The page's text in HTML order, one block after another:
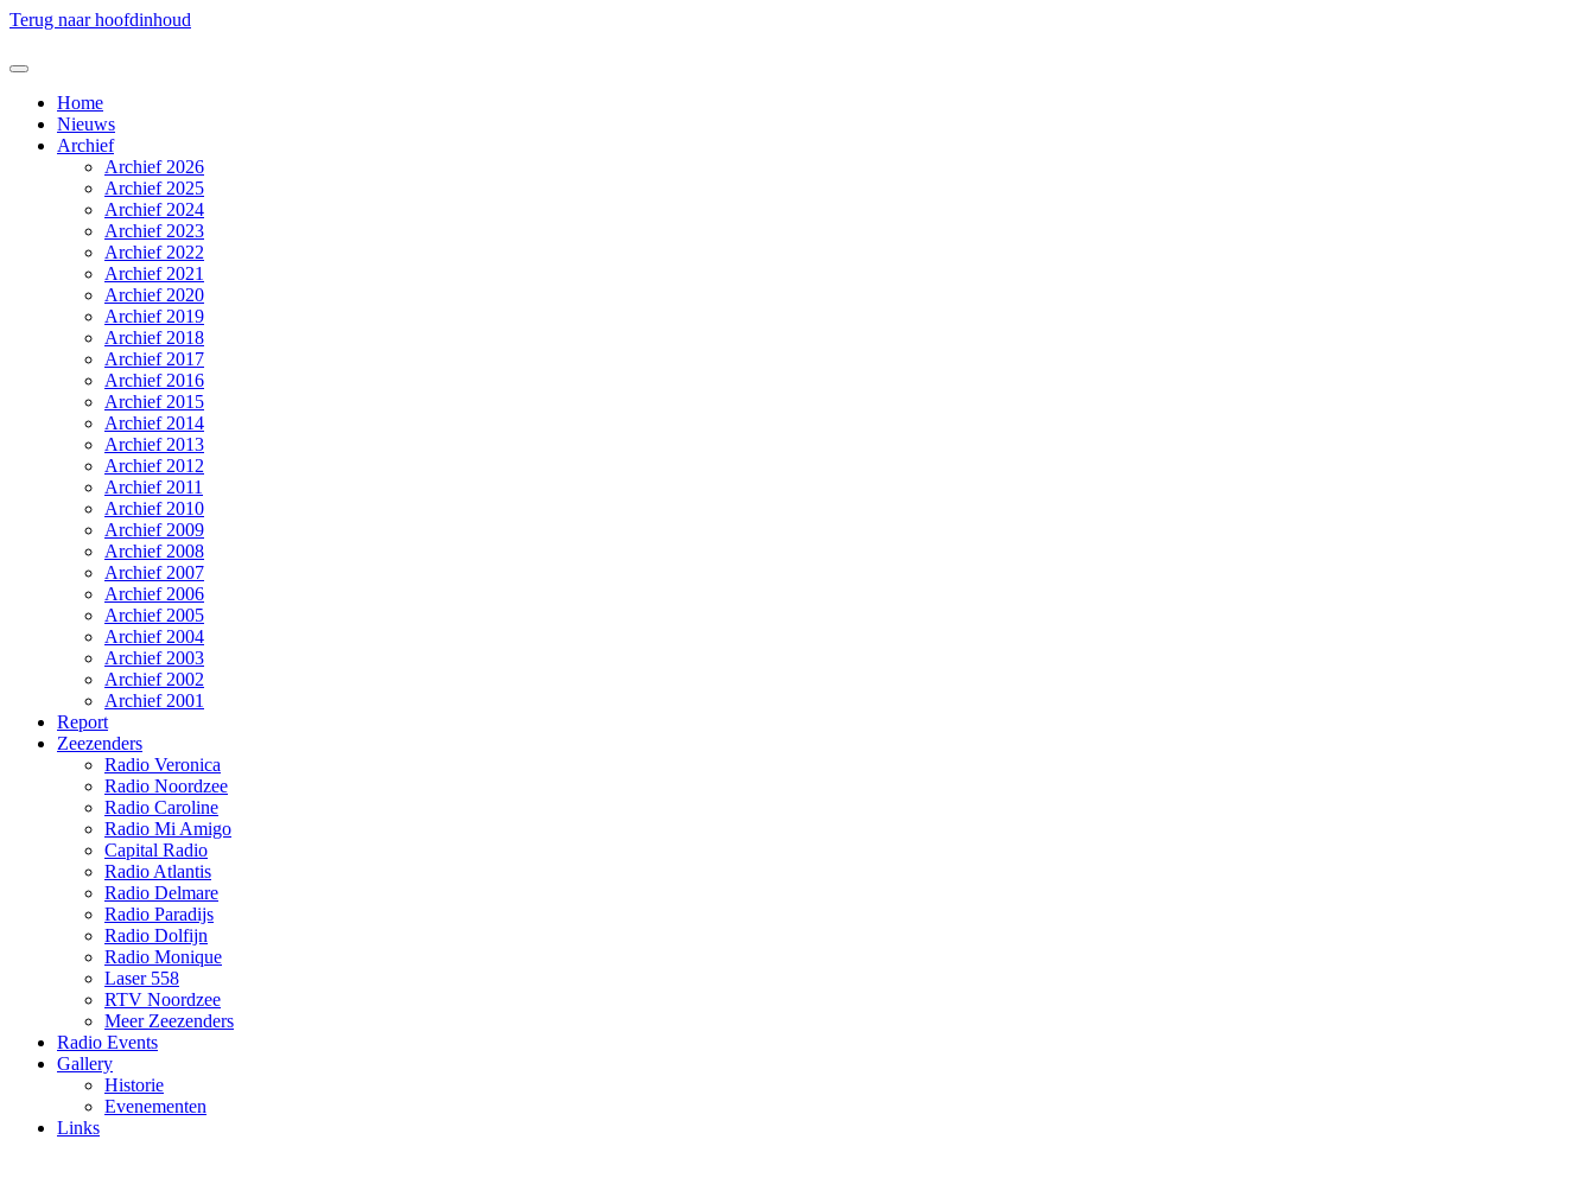
Terug naar hoofdinhoud
Home
Nieuws
Archief
Archief 2026
Archief 2025
Archief 2024
Archief 2023
Archief 2022
Archief 2021
Archief 2020
Archief 2019
Archief 2018
Archief 2017
Archief 2016
Archief 2015
Archief 2014
Archief 2013
Archief 2012
Archief 2011
Archief 2010
Archief 2009
Archief 2008
Archief 2007
Archief 2006
Archief 2005
Archief 2004
Archief 2003
Archief 2002
Archief 2001
Report
Zeezenders
Radio Veronica
Radio Noordzee
Radio Caroline
Radio Mi Amigo
Capital Radio
Radio Atlantis
Radio Delmare
Radio Paradijs
Radio Dolfijn
Radio Monique
Laser 558
RTV Noordzee
Meer Zeezenders
Radio Events
Gallery
Historie
Evenementen
Links